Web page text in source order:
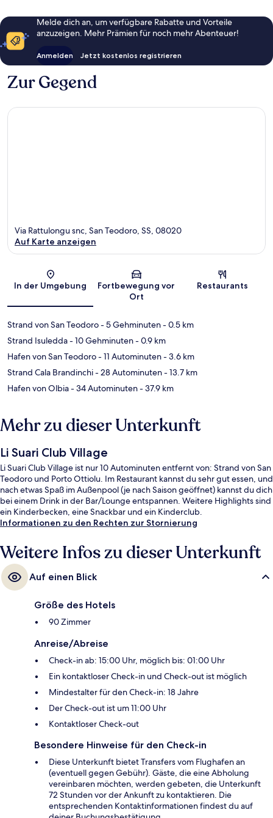
Melde dich an, um verfügbare Rabatte und Vorteile
anzuzeigen. Mehr Prämien für noch mehr Abenteuer!
Anmelden Jetzt kostenlos registrieren
Zur Gegend
Karte
Via Rattulongu snc, San Teodoro, SS, 08020
Auf Karte anzeigen
In der Umgebung
Fortbewegung vor
Ort
Restaurants
Strand von San Teodoro- 5 Gehminuten- 0.5 km
Strand Isuledda- 10 Gehminuten- 0.9 km
Hafen von San Teodoro- 11 Autominuten- 3.6 km
Strand Cala Brandinchi- 28 Autominuten- 13.7 km
Hafen von Olbia- 34 Autominuten- 37.9 km
Mehr zu dieser Unterkunft
Li Suari Club Village
Li Suari Club Village ist nur 10 Autominuten entfernt von: Strand von San
Teodoro und Porto Ottiolu. Im Restaurant kannst du sehr gut essen, und
nach etwas Spaß im Außenpool (je nach Saison geöffnet) kannst du dich
bei einem Drink in der Bar/Lounge entspannen. Weitere Highlights sind
ein Kinderbecken, eine Snackbar und ein Kinderclub.
Informationen zu den Rechten zur Stornierung
Weitere Infos zu dieser Unterkunft
Auf einen Blick
Größe des Hotels
90 Zimmer
Anreise/Abreise
Check-in ab: 15:00 Uhr, möglich bis: 01:00 Uhr
Ein kontaktloser Check-in und Check-out ist möglich
Mindestalter für den Check-in: 18 Jahre
Der Check-out ist um 11:00 Uhr
Kontaktloser Check-out
Besondere Hinweise für den Check-in
Diese Unterkunft bietet Transfers vom Flughafen an
(eventuell gegen Gebühr). Gäste, die eine Abholung
vereinbaren möchten, werden gebeten, die Unterkunft
72 Stunden vor der Ankunft zu kontaktieren. Die
entsprechenden Kontaktinformationen findest du auf